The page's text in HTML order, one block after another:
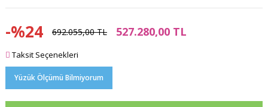
-%24 692.055,00 TL 527.280,00 TL
Taksit Seçenekleri
Yüzük Ölçümü Bilmiyorum